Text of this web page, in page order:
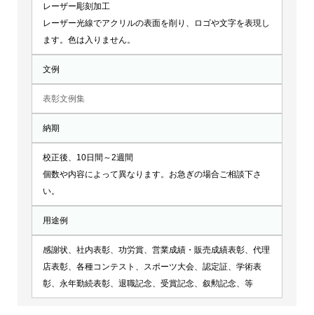
レーザー彫刻加工
レーザー光線でアクリルの表面を削り、ロゴや文字を表現し
ます。色は入りません。
文例
表彰文例集
納期
校正後、10日間～2週間
個数や内容によって異なります。お急ぎの場合ご相談下さ
い。
用途例
感謝状、社内表彰、功労賞、営業成績・販売成績表彰、代理
店表彰、各種コンテスト、スポーツ大会、認定証、学術表
彰、永年勤続表彰、退職記念、受賞記念、叙勲記念、等